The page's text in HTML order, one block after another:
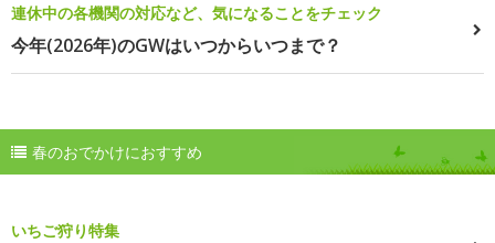
連休中の各機関の対応など、気になることをチェック
今年(2026年)のGWはいつからいつまで？
春のおでかけにおすすめ
いちご狩り特集